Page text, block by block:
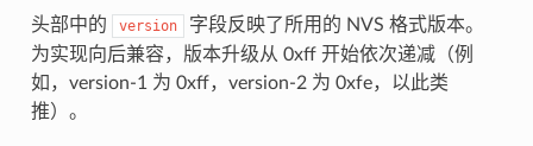
头部中的 version
字段反映了所用的 NVS 格式版本。
为实现向后兼容，版本升级从 0xff 开始依次递减（例
如，version-1 为 0xff，version-2 为 0xfe，以此类
推）。